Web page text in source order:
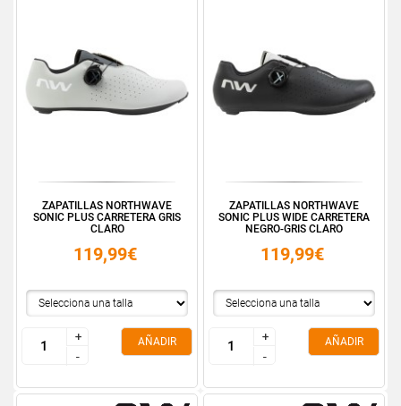
ZAPATILLAS NORTHWAVE
SONIC PLUS CARRETERA GRIS
CLARO
119,99€
+
-
+
-
AÑADIR
ZAPATILLAS NORTHWAVE
SONIC PLUS WIDE CARRETERA
NEGRO-GRIS CLARO
119,99€
+
-
+
-
AÑADIR